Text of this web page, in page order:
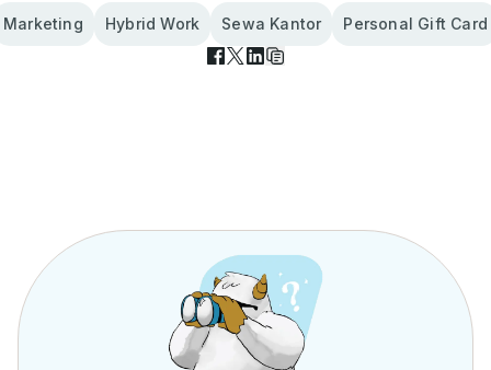
Marketing Hybrid Work Sewa Kantor Personal Gift Card